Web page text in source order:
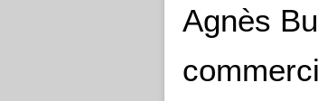
Agnès